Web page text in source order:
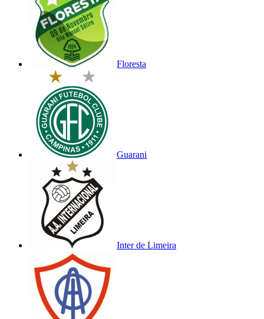
Floresta
Guarani
Inter de Limeira